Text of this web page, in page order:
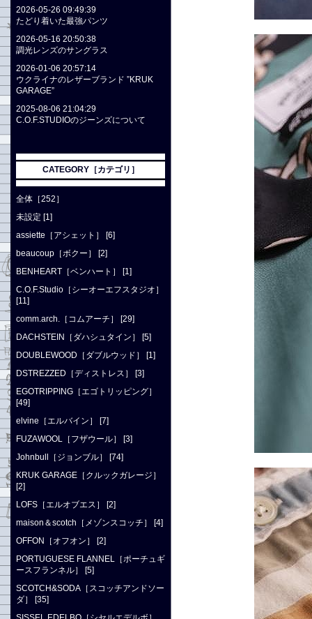
2026-05-26 09:49:39
たどり着いた最強パンツ
2026-05-16 20:50:38
調光レンズのサングラス
2026-01-06 20:57:14
ウクライナのレザーブランド ”KRUK
GARAGE”
2025-08-06 21:04:29
C.O.F.STUDIOのジーンズについて
CATEGORY［カテゴリ］
全体［252］
未設定 [1]
assiette［アシェット］ [6]
beaucoup［ボクー］ [2]
BENHEART［ベンハート］ [1]
C.O.F.Studio［シーオーエフスタジオ］
[11]
comm.arch.［コムアーチ］ [29]
DACHSTEIN［ダハシュタイン］ [5]
DOUBLEWOOD［ダブルウッド］ [1]
DSTREZZED［ディストレス］ [3]
EGOTRIPPING［エゴトリッピング］
[49]
elvine［エルバイン］ [7]
FUZAWOOL［フザウール］ [3]
Johnbull［ジョンブル］ [74]
KRUK GARAGE［クルックガレージ］
[2]
LOFS［エルオブエス］ [2]
maison＆scotch［メゾンスコッチ］ [4]
OFFON［オフオン］ [2]
PORTUGUESE FLANNEL［ポーチュギ
ースフランネル］ [5]
SCOTCH&SODA［スコッチアンドソー
ダ］ [35]